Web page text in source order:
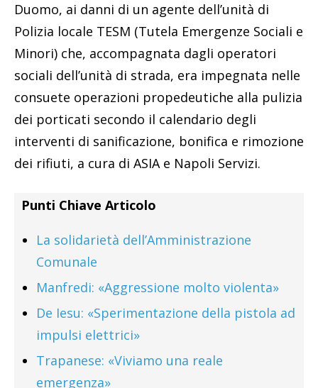
Duomo, ai danni di un agente dell’unità di
Polizia locale TESM (Tutela Emergenze Sociali e
Minori) che, accompagnata dagli operatori
sociali dell’unità di strada, era impegnata nelle
consuete operazioni propedeutiche alla pulizia
dei porticati secondo il calendario degli
interventi di sanificazione, bonifica e rimozione
dei rifiuti, a cura di ASIA e Napoli Servizi.
Punti Chiave Articolo
La solidarietà dell’Amministrazione
Comunale
Manfredi: «Aggressione molto violenta»
De Iesu: «Sperimentazione della pistola ad
impulsi elettrici»
Trapanese: «Viviamo una reale
emergenza»